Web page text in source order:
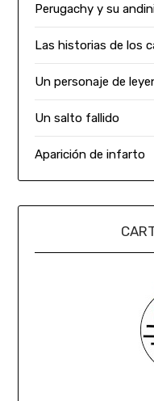
Perugachy y su
Las historias de los
Un personaje de
Un salto fallido
Aparición de infarto